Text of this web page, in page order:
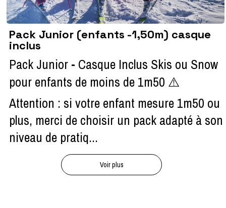
Pack Junior (enfants -1,50m) casque
inclus
Pack Junior - Casque Inclus Skis ou Snow
pour enfants de moins de 1m50 ⚠️
Attention : si votre enfant mesure 1m50 ou
plus, merci de choisir un pack adapté à son
niveau de pratiq...
Voir plus